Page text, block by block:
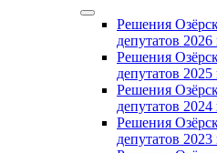
Решения
депутатов 2026
Решения
депутатов 2025
Решения
депутатов 2024
Решения
депутатов 2023